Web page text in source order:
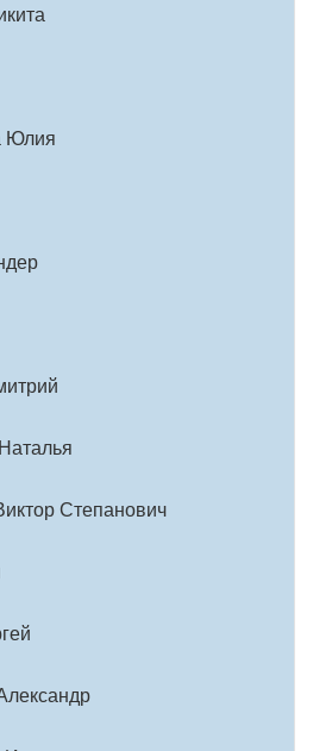
Юлия
Степанович